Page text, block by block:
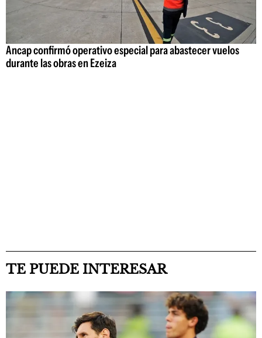
Ancap confirmó operativo especial para abastecer vuelos
durante las obras en Ezeiza
TE PUEDE INTERESAR